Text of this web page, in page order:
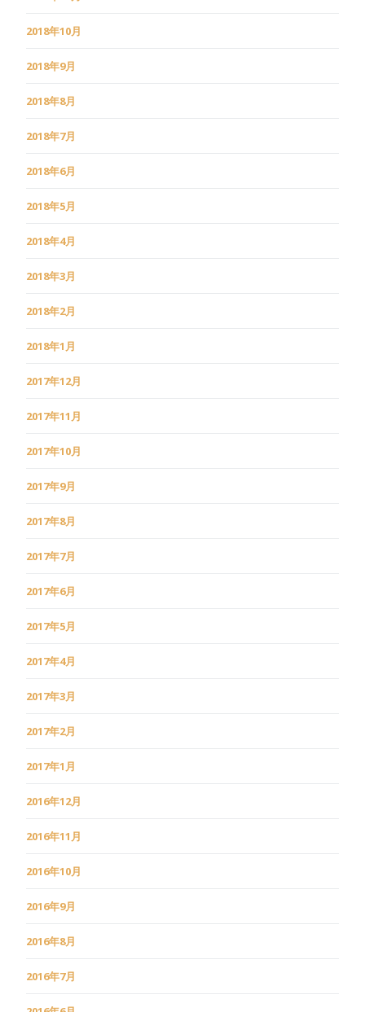
2018年10月
2018年9月
2018年8月
2018年7月
2018年6月
2018年5月
2018年4月
2018年3月
2018年2月
2018年1月
2017年12月
2017年11月
2017年10月
2017年9月
2017年8月
2017年7月
2017年6月
2017年5月
2017年4月
2017年3月
2017年2月
2017年1月
2016年12月
2016年11月
2016年10月
2016年9月
2016年8月
2016年7月